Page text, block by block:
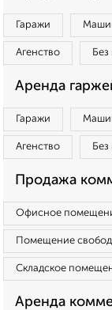
Гаражи
Агенство
Аренда
Гаражи
Агенство
Продажа
Офисное
Помещение
Складское
Аренда